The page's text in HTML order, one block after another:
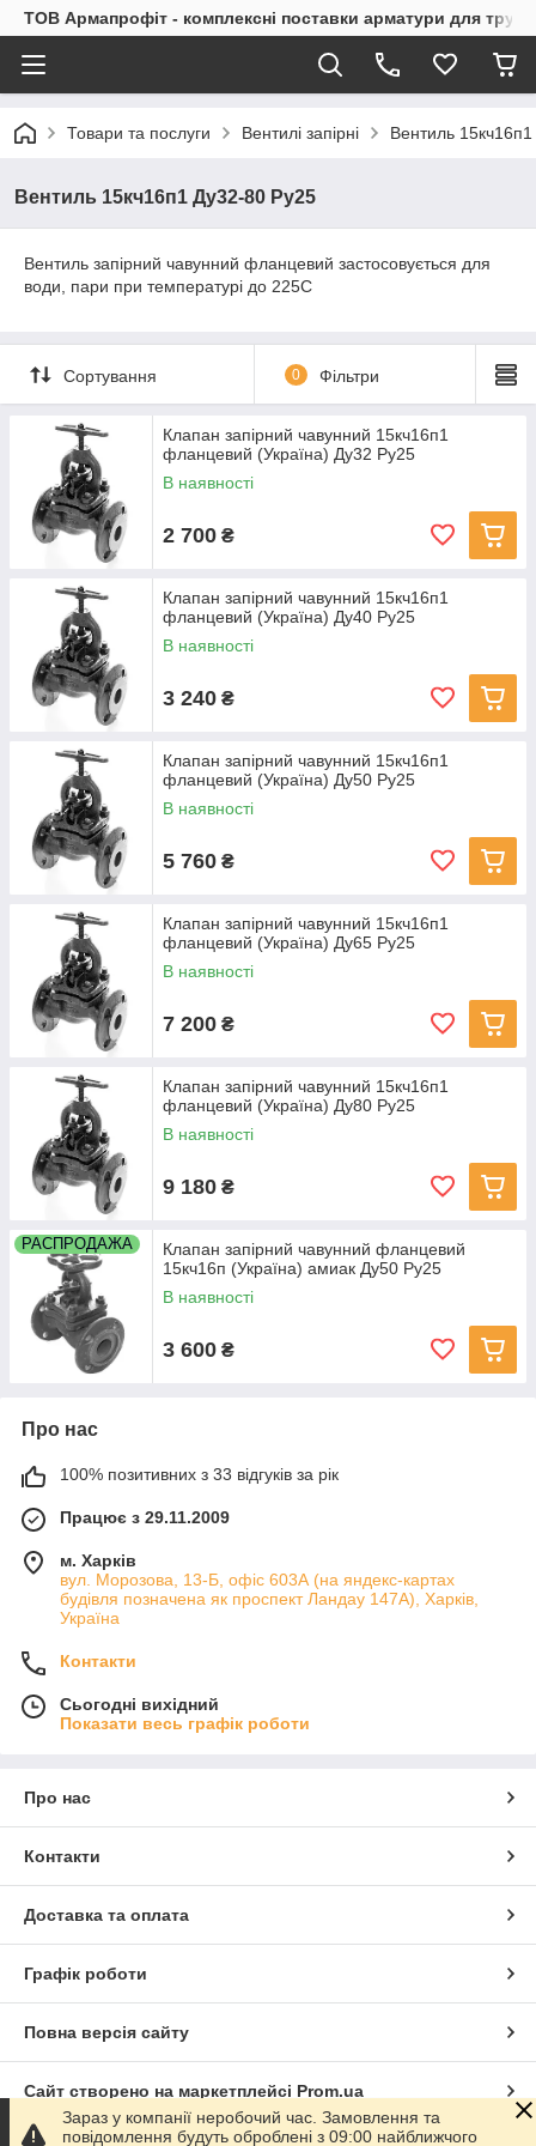
ТОВ Армапрофіт - комплексні поставки арматури для
Товари та послуги Вентилі запірні Вентиль
Вентиль 15кч16п1 Ду32-80 Ру25
Вентиль запірний чавунний фланцевий застосовується для
води, пари при температурі до 225С
Сортування 0 Фільтри
Клапан запірний чавунний 15кч16п1
фланцевий (Україна) Ду32 Ру25
В наявності
2 700 ₴
Клапан запірний чавунний 15кч16п1
фланцевий (Україна) Ду40 Ру25
В наявності
3 240 ₴
Клапан запірний чавунний 15кч16п1
фланцевий (Україна) Ду50 Ру25
В наявності
5 760 ₴
Клапан запірний чавунний 15кч16п1
фланцевий (Україна) Ду65 Ру25
В наявності
7 200 ₴
Клапан запірний чавунний 15кч16п1
фланцевий (Україна) Ду80 Ру25
В наявності
9 180 ₴
РАСПРОДАЖА
Клапан запірний чавунний фланцевий
15кч16п (Україна) амиак Ду50 Ру25
В наявності
3 600 ₴
Про нас
100% позитивних з 33 відгуків за рік
Працює з 29.11.2009
м. Харків
вул. Морозова, 13-Б, офіс 603А (на яндекс-картах
будівля позначена як проспект Ландау 147А), Харків,
Україна
Контакти
Сьогодні вихідний
Показати весь графік роботи
Про нас
Контакти
Доставка та оплата
Графік роботи
Повна версія сайту
Сайт створено на маркетплейсі Prom.ua
Зараз у компанії неробочий час. Замовлення та
повідомлення будуть оброблені з 09:00 найближчого